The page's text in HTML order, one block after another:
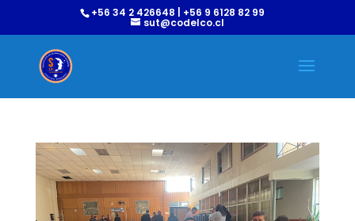
+56 34 2 426648 | +56 9 6128 82 99
sut@codelco.cl